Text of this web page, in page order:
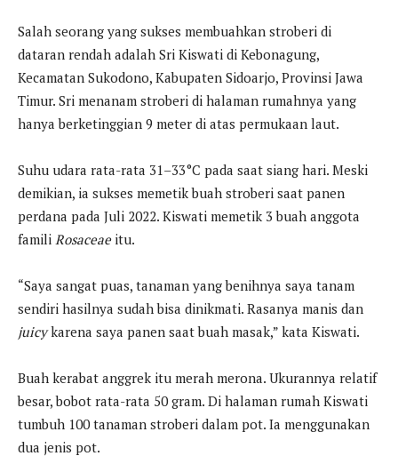
Salah seorang yang sukses membuahkan stroberi di
dataran rendah adalah Sri Kiswati di Kebonagung,
Kecamatan Sukodono, Kabupaten Sidoarjo, Provinsi Jawa
Timur. Sri menanam stroberi di halaman rumahnya yang
hanya berketinggian 9 meter di atas permukaan laut.
Suhu udara rata-rata 31–33°C pada saat siang hari. Meski
demikian, ia sukses memetik buah stroberi saat panen
perdana pada Juli 2022. Kiswati memetik 3 buah anggota
famili Rosaceae itu.
“Saya sangat puas, tanaman yang benihnya saya tanam
sendiri hasilnya sudah bisa dinikmati. Rasanya manis dan
juicykarena saya panen saat buah masak,” kata Kiswati.
Buah kerabat anggrek itu merah merona. Ukurannya relatif
besar, bobot rata-rata 50 gram. Di halaman rumah Kiswati
tumbuh 100 tanaman stroberi dalam pot. Ia menggunakan
dua jenis pot.